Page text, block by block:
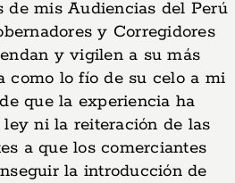
de mis Audiencias del Perú
y Corregidores
y vigilen a su más
como lo fío de su celo a mi
que la experiencia ha
ni la reiteración de las
a que los comerciantes
la introducción de